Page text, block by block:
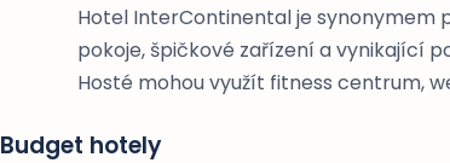
Hotel InterContinental je synonymem
pokoje, špičkové zařízení a vynikající
Hosté mohou využít fitness centrum,
Budget hotely